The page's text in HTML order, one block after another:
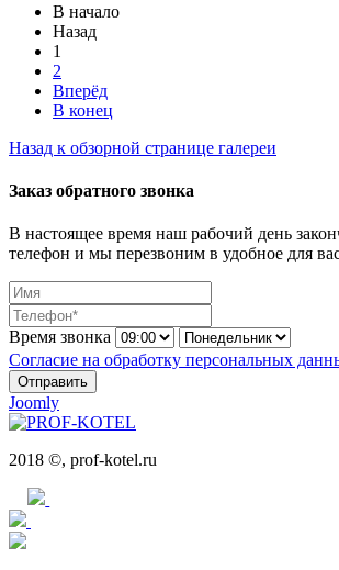
В начало
Назад
1
2
Вперёд
В конец
Назад к обзорной странице галереи
Заказ обратного звонка
В настоящее время наш рабочий день
телефон и мы перезвоним в удобное для
Время звонка
Согласие на обработку персональных
Отправить
Joomly
2018 ©, prof-kotel.ru